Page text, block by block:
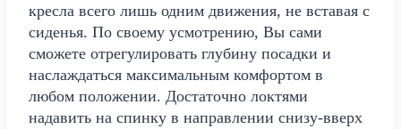
кресла всего лишь одним движения, не вставая с
сиденья. По своему усмотрению, Вы сами
сможете отрегулировать глубину посадки и
наслаждаться максимальным комфортом в
любом положении. Достаточно локтями
надавить на спинку в направлении снизу-вверх